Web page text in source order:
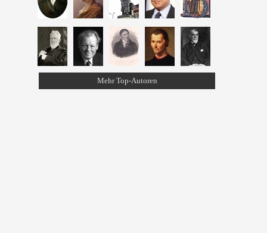
Mehr Top-Autoren